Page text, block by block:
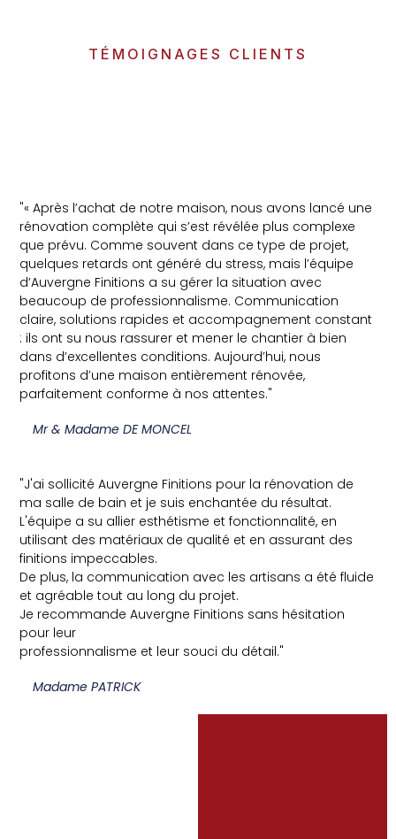
TÉMOIGNAGES CLIENTS
"« Après l’achat de notre maison, nous avons lancé une
rénovation complète qui s’est révélée plus complexe
que prévu. Comme souvent dans ce type de projet,
quelques retards ont généré du stress, mais l’équipe
d’Auvergne Finitions a su gérer la situation avec
beaucoup de professionnalisme. Communication
claire, solutions rapides et accompagnement constant
: ils ont su nous rassurer et mener le chantier à bien
dans d’excellentes conditions. Aujourd’hui, nous
profitons d’une maison entièrement rénovée,
parfaitement conforme à nos attentes."
Mr & Madame DE MONCEL
"J'ai sollicité Auvergne Finitions pour la rénovation de
ma salle de bain et je suis enchantée du résultat.
L'équipe a su allier esthétisme et fonctionnalité, en
utilisant des matériaux de qualité et en assurant des
finitions impeccables.
De plus, la communication avec les artisans a été fluide
et agréable tout au long du projet.
Je recommande Auvergne Finitions sans hésitation
pour leur
professionnalisme et leur souci du détail."
Madame PATRICK